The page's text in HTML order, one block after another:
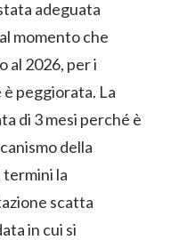
adeguata
momento che
al 2026, per i
peggiorata. La
di 3 mesi perché è
della
la
scatta
in cui si